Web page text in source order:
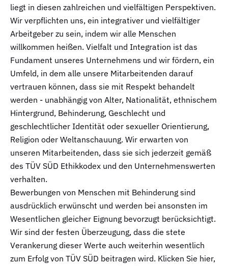
liegt in diesen zahlreichen und vielfältigen Perspektiven.
Wir verpflichten uns, ein integrativer und vielfältiger
Arbeitgeber zu sein, indem wir alle Menschen
willkommen heißen. Vielfalt und Integration ist das
Fundament unseres Unternehmens und wir fördern, ein
Umfeld, in dem alle unsere Mitarbeitenden darauf
vertrauen können, dass sie mit Respekt behandelt
werden - unabhängig von Alter, Nationalität, ethnischem
Hintergrund, Behinderung, Geschlecht und
geschlechtlicher Identität oder sexueller Orientierung,
Religion oder Weltanschauung. Wir erwarten von
unseren Mitarbeitenden, dass sie sich jederzeit gemäß
des TÜV SÜD Ethikkodex und den Unternehmenswerten
verhalten.
Bewerbungen von Menschen mit Behinderung sind
ausdrücklich erwünscht und werden bei ansonsten im
Wesentlichen gleicher Eignung bevorzugt berücksichtigt.
Wir sind der festen Überzeugung, dass die stete
Verankerung dieser Werte auch weiterhin wesentlich
zum Erfolg von TÜV SÜD beitragen wird. Klicken Sie hier,